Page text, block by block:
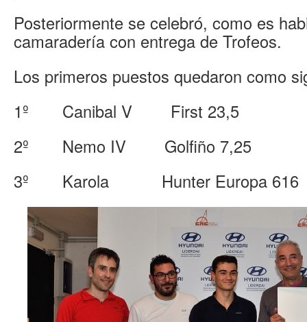
Posteriormente se celebró, como es
camaradería con entrega de Trofeos.
Los primeros puestos quedaron como
1º Canibal V First 23,5
2º Nemo IV Golfiño 7,25
3º Karola Hunter Europa 616